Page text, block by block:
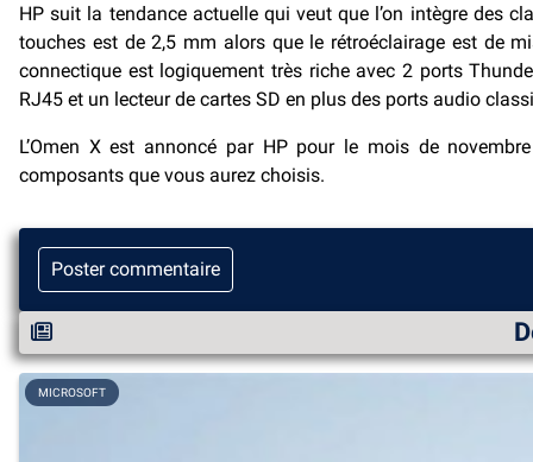
HP suit la tendance actuelle qui veut que l’on intègre des
touches est de 2,5 mm alors que le rétroéclairage est de
connectique est logiquement très riche avec 2 ports
RJ45 et un lecteur de cartes SD en plus des ports audio
L’Omen X est annoncé par HP pour le mois de
composants que vous aurez choisis.
Poster commentaire
MICROSOFT